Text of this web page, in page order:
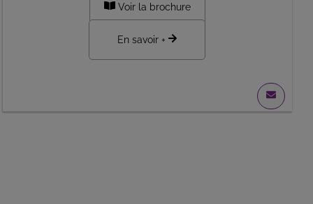
Voir la brochure
En savoir +